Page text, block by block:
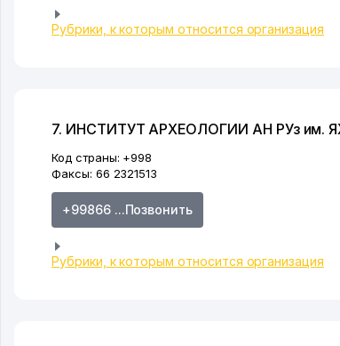
Рубрики, к которым относится организация
7. ИНСТИТУТ АРХЕОЛОГИИ АН РУз им.
Код страны: +998
Факсы: 66 2321513
+99866 ...Позвонить
Рубрики, к которым относится организация